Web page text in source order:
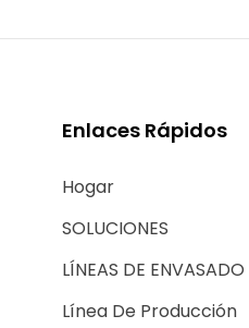
Enlaces Rápidos
Hogar
SOLUCIONES
LÍNEAS DE ENVASADO
Línea De Producción